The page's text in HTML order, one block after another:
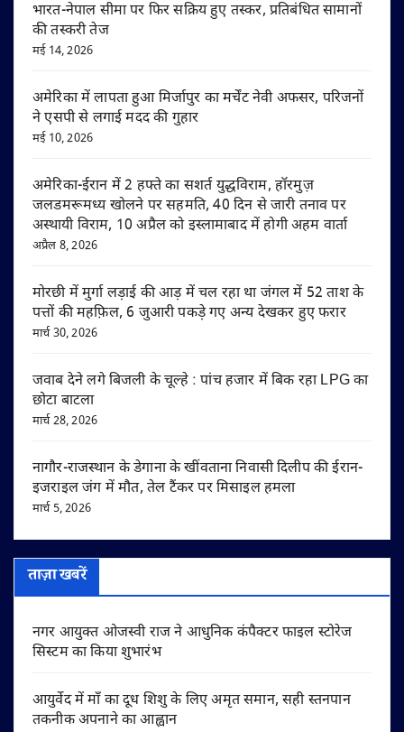
भारत-नेपाल सीमा पर फिर सक्रिय हुए तस्कर, प्रतिबंधित सामानों
की तस्करी तेज
मई 14, 2026
अमेरिका में लापता हुआ मिर्जापुर का मर्चेंट नेवी अफसर, परिजनों
ने एसपी से लगाई मदद की गुहार
मई 10, 2026
अमेरिका-ईरान में 2 हफ्ते का सशर्त युद्धविराम, हॉरमुज़
जलडमरूमध्य खोलने पर सहमति, 40 दिन से जारी तनाव पर
अस्थायी विराम, 10 अप्रैल को इस्लामाबाद में होगी अहम वार्ता
अप्रैल 8, 2026
मोरछी में मुर्गा लड़ाई की आड़ में चल रहा था जंगल में 52 ताश के
पत्तों की महफ़िल, 6 जुआरी पकड़े गए अन्य देखकर हुए फरार
मार्च 30, 2026
जवाब देने लगे बिजली के चूल्हे : पांच हजार में बिक रहा LPG का
छोटा बाटला
मार्च 28, 2026
नागौर-राजस्थान के डेगाना के खींवताना निवासी दिलीप की ईरान-
इजराइल जंग में मौत, तेल टैंकर पर मिसाइल हमला
मार्च 5, 2026
ताज़ा खबरें
नगर आयुक्त ओजस्वी राज ने आधुनिक कंपैक्टर फाइल स्टोरेज
सिस्टम का किया शुभारंभ
आयुर्वेद में माँ का दूध शिशु के लिए अमृत समान, सही स्तनपान
तकनीक अपनाने का आह्वान